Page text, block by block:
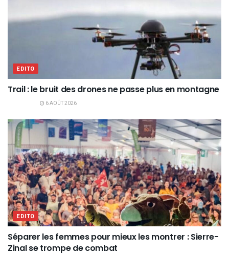
EDITO
Trail : le bruit des drones ne passe plus en montagne
6 AOÛT 2026
EDITO
Séparer les femmes pour mieux les montrer : Sierre-
Zinal se trompe de combat